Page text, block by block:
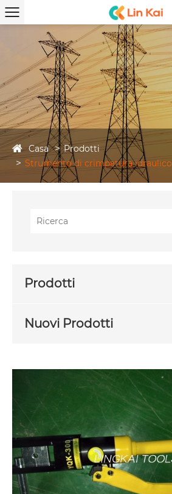
Casa
Prodotti
Strumento di crimpatura idraulico
Prodotti
Nuovi Prodotti